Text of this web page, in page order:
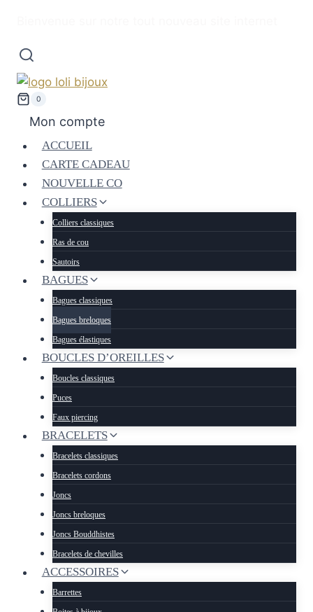
0
Mon compte
ACCUEIL
CARTE CADEAU
NOUVELLE CO
COLLIERS
Colliers classiques
Ras de cou
Sautoirs
BAGUES
Bagues classiques
Bagues breloques
Bagues élastiques
BOUCLES D’OREILLES
Boucles classiques
Puces
Faux piercing
BRACELETS
Bracelets classiques
Bracelets cordons
Joncs
Joncs breloques
Joncs Bouddhistes
Bracelets de chevilles
ACCESSOIRES
Barrettes